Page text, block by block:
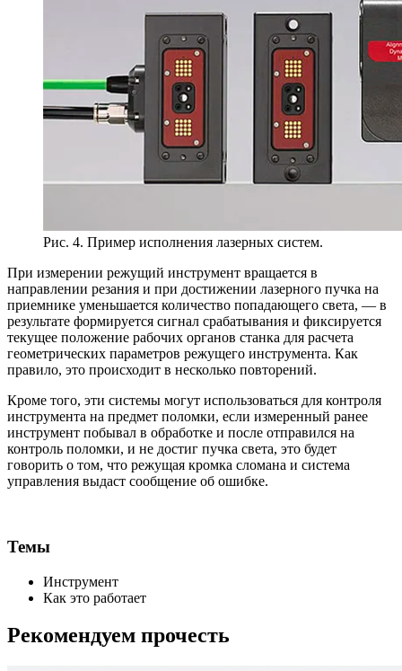
Рис. 4. Пример исполнения лазерных систем.
При измерении режущий инструмент вращается в
направлении резания и при достижении лазерного пучка на
приемнике уменьшается количество попадающего света, — в
результате формируется сигнал срабатывания и фиксируется
текущее положение рабочих органов станка для расчета
геометрических параметров режущего инструмента. Как
правило, это происходит в несколько повторений.
Кроме того, эти системы могут использоваться для контроля
инструмента на предмет поломки, если измеренный ранее
инструмент побывал в обработке и после отправился на
контроль поломки, и не достиг пучка света, это будет
говорить о том, что режущая кромка сломана и система
управления выдаст сообщение об ошибке.
Темы
Инструмент
Как это работает
Рекомендуем прочесть